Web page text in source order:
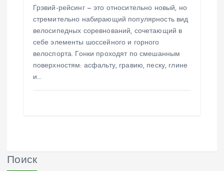
Грэвий-рейсинг — это относительно новый, но
стремительно набирающий популярность вид
велосипедных соревнований, сочетающий в
себе элементы шоссейного и горного
велоспорта. Гонки проходят по смешанным
поверхностям: асфальту, гравию, песку, глине
и…
Поиск